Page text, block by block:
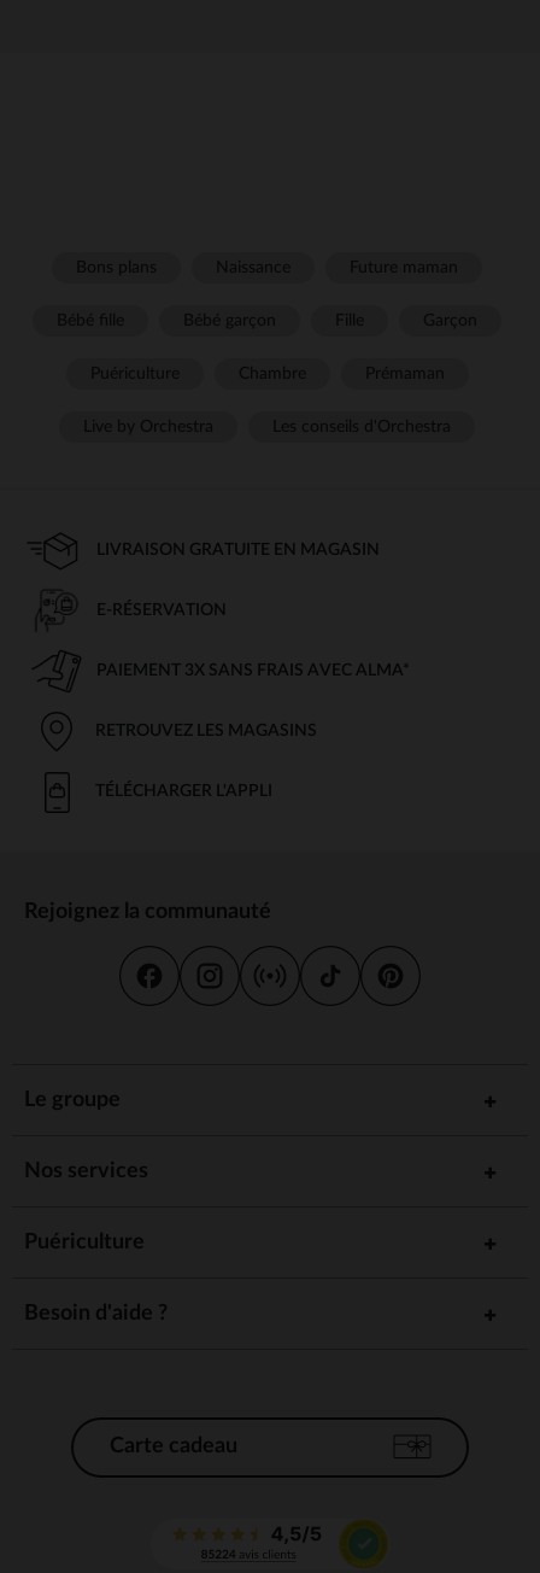
LIVRAISON GRATUITE EN MAGASIN
E-RÉSERVATION
PAIEMENT 3X SANS FRAIS AVEC ALMA*
RETROUVEZ LES MAGASINS
TÉLÉCHARGER L'APPLI
Rejoignez la communauté
Le groupe
Nos services
Puériculture
Besoin d'aide ?
Carte cadeau